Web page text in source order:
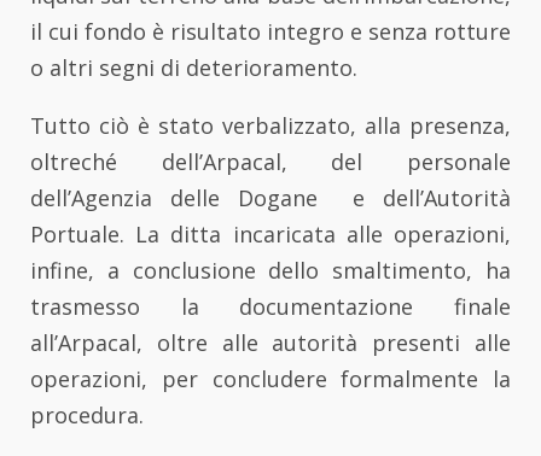
il cui fondo è risultato integro e senza rotture
o altri segni di deterioramento.
Tutto ciò è stato verbalizzato, alla presenza,
oltreché dell’Arpacal, del personale
dell’Agenzia delle Dogane e dell’Autorità
Portuale. La ditta incaricata alle operazioni,
infine, a conclusione dello smaltimento, ha
trasmesso la documentazione finale
all’Arpacal, oltre alle autorità presenti alle
operazioni, per concludere formalmente la
procedura.